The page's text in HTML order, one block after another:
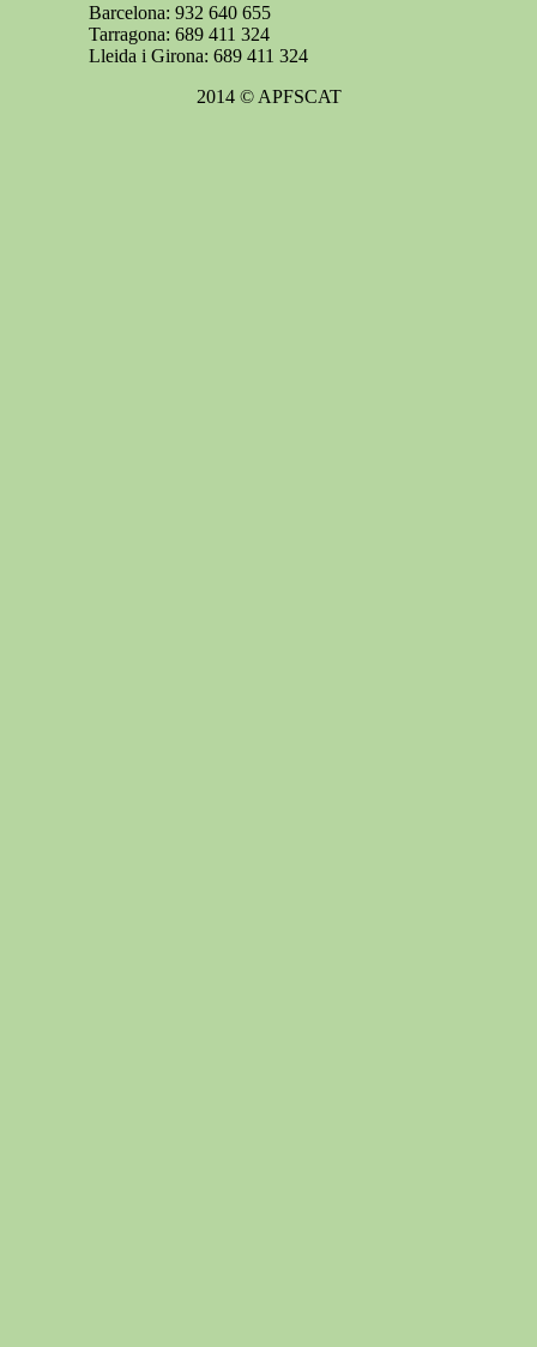
Barcelona: 932 640 655
Tarragona: 689 411 324
Lleida i Girona: 689 411 324
2014 © APFSCAT